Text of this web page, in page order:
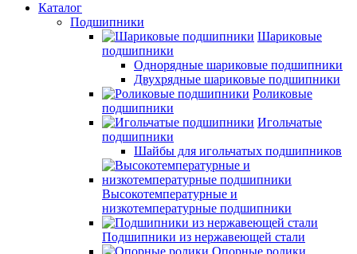
Каталог
Подшипники
Шариковые
подшипники
Однорядные шариковые подшипники
Двухрядные шариковые подшипники
Роликовые
подшипники
Игольчатые
подшипники
Шайбы для игольчатых подшипников
Высокотемпературные и
низкотемпературные подшипники
Подшипники из нержавеющей стали
Опорные ролики